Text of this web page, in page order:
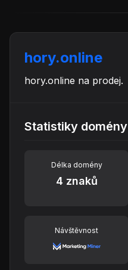
hory.online
hory.online na prodej.
Statistiky domény
Délka domény
4 znaků
Návštěvnost